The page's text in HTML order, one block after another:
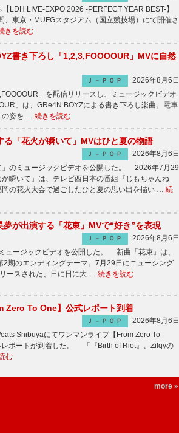
LDH LIVE-EXPO 2026 -PERFECT YEAR BEST-】
東京・MUFGスタジアム（国立競技場）にて開催さ
きを読む
書き下ろし「1,2,3,FOOOOUR」MVに自然
Ｊ－ＰＯＰ
2026年8月6日
」を配信リリースし、ミュージックビデオ
」は、GRe4N BOYZによる書き下ろし楽曲。電車
の姿を … 続きを読む
る「花火が瞬いて」MVはひと夏の物語
Ｊ－ＰＯＰ
2026年8月6日
のミュージックビデオを公開した。 2026年7月29
瞬いて」は、テレビ西日本の番組『じもちゃんね
の花火大会で過ごしたひと夏の思い出を描い … 続
が出演する「花束」MVで“好き”を表現
Ｊ－ＰＯＰ
2026年8月6日
ュージックビデオを公開した。 新曲「花束」は、
2期のエンディングテーマ。7月29日にニューシング
ースされた、日に日に大 … 続きを読む
Zero To One】公式レポート到着
Ｊ－ＰＯＰ
2026年8月6日
Shibuyaにてワンマンライブ【From Zero To
レポートが到着した。 「『Birth of Riot』、Zilqyの
む
more »